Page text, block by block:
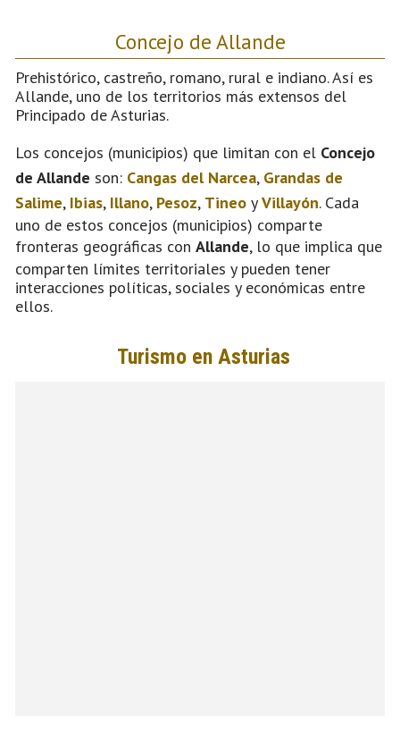
Concejo de Allande
Prehistórico, castreño, romano, rural e indiano. Así es
Allande, uno de los territorios más extensos del
Principado de Asturias.
Los concejos (municipios) que limitan con el Concejo
de Allande son: Cangas del Narcea, Grandas de
Salime, Ibias, Illano, Pesoz, Tineo yVillayón. Cada
uno de estos concejos (municipios) comparte
fronteras geográficas con Allande, lo que implica que
comparten límites territoriales y pueden tener
interacciones políticas, sociales y económicas entre
ellos.